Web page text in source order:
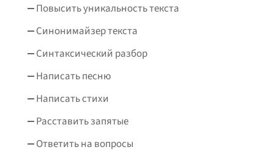
Повысить уникальность текста
Синонимайзер текста
Синтаксический разбор
Написать песню
Написать стихи
Расставить запятые
Ответить на вопросы